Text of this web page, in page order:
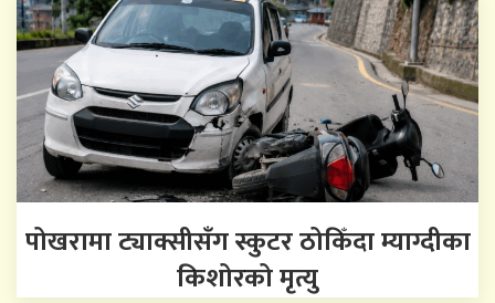
पोखरामा ट्याक्सीसँग स्कुटर ठोकिँदा म्याग्दीका
किशोरको मृत्यु